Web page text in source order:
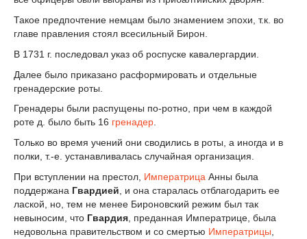
Такое предпочтение немцам было знамением эпохи, т.к. во
главе правления стоял всесильный Бирон.
В 1731 г. последовал указ об роспуске кавалергардии.
Далее было приказано расформировать и отдельные
гренадерские роты.
Гренадеры были распущены по-ротно, при чем в каждой
роте д. было быть 16 гренадер.
Только во время учений они сводились в роты, а иногда и в
полки, т.-е. устанавливалась случайная организация.
При вступлении на престол, Императрица Анны была
поддержана Гвардией , и она старалась отблагодарить ее
лаской, но, тем не менее Бироновский режим был так
невыносим, что Гвардия , преданная Императрице, была
недовольна правительством и со смертью Императрицы